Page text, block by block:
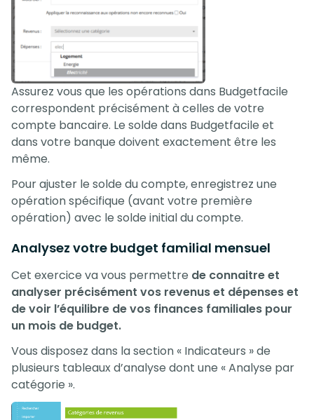
Assurez vous que les opérations dans Budgetfacile
correspondent précisément à celles de votre
compte bancaire. Le solde dans Budgetfacile et
dans votre banque doivent exactement être les
même.
Pour ajuster le solde du compte, enregistrez une
opération spécifique (avant votre première
opération) avec le solde initial du compte.
Analysez votre budget familial mensuel
Cet exercice va vous permettre de connaitre et
analyser précisément vos revenus et dépenses et
de voir l’équilibre de vos finances familiales pour
un mois de budget.
Vous disposez dans la section « Indicateurs » de
plusieurs tableaux d’analyse dont une « Analyse par
catégorie ».